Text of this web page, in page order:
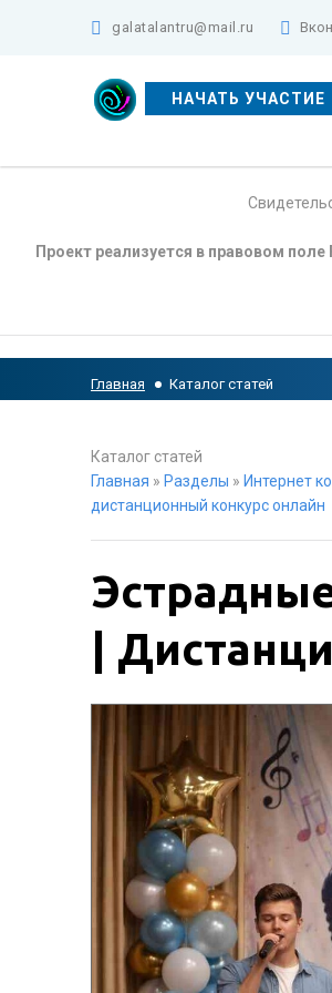
galatalantru@mail.ru
НАЧАТЬ УЧАСТИЕ
Проект реализуется в правовом
Главная Каталог статей
Каталог статей
Главная » Разделы » Интернет
дистанционный конкурс онлайн
|